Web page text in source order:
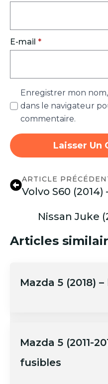
E-mail *
Enregistrer mon
dans le navigateur
commentaire.
ARTICLE
Volvo S60
Nissan Juke
Articles
Mazda 5 (2018)
Mazda 5 (2011-
fusibles